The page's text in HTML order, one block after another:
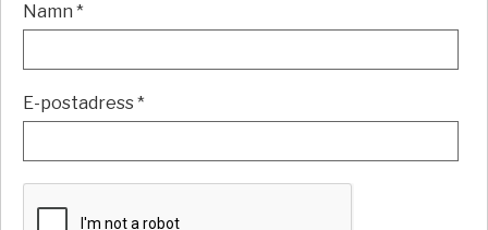
Namn *
E-postadress *